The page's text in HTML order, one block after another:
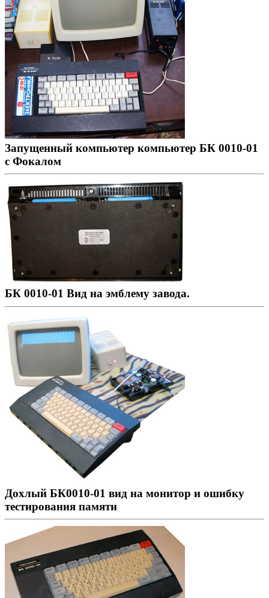
Запущенный компьютер компьютер БК 0010-01
с Фокалом
БК 0010-01 Вид на эмблему завода.
Дохлый БК0010-01 вид на монитор и ошибку
тестирования памяти